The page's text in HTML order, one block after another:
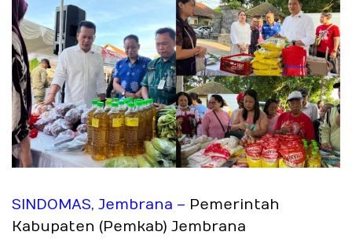
SINDOMAS, Jembrana – Pemerintah
Kabupaten (Pemkab) Jembrana